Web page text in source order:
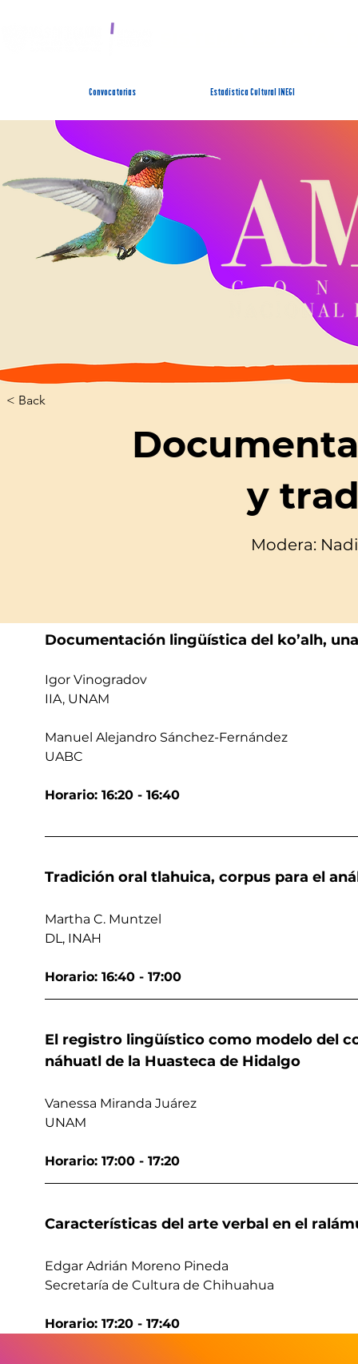
Convocatorias Estadística Cultural INEGI
< Back
y
Modera:
Documentación lingüística del ko’alh,
Igor Vinogradov
IIA, UNAM
Manuel Alejandro Sánchez-Fernández
UABC
Horario: 16:20 - 16:40
Tradición oral tlahuica, corpus para el
Martha C. Muntzel
DL, INAH
Horario: 16:40 - 17:00
El registro lingüístico como modelo del
náhuatl de la Huasteca de Hidalgo
Vanessa Miranda Juárez
UNAM
Horario: 17:00 - 17:20
Características del arte verbal en el
Edgar Adrián Moreno Pineda
Secretaría de Cultura de Chihuahua
Horario: 17:20 - 17:40